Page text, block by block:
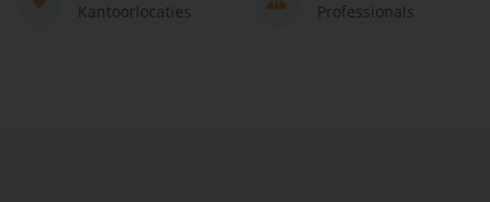
Kantoorlocaties Professionals